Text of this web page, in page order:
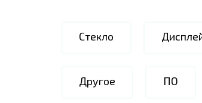
Стекло
Другое ПО